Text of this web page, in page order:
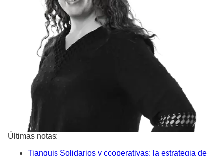
Últimas notas:
Tianguis Solidarios y cooperativas: la estrategia de